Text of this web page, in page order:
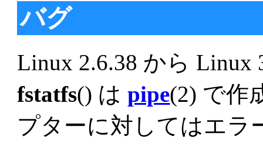
バグ
Linux 2.6.38 から Linux
fstatfs() はpipe(2) で作
プターに対してはエラ